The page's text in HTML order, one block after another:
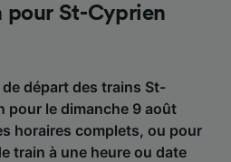
pour St-Cyprien
départ des trains St-
pour le dimanche 9 août
horaires complets, ou pour
train à une heure ou date